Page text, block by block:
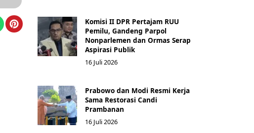
Komisi II DPR Pertajam RUU
Pemilu, Gandeng Parpol
Nonparlemen dan Ormas Serap
Aspirasi Publik
16 Juli 2026
Prabowo dan Modi Resmi Kerja
Sama Restorasi Candi
Prambanan
16 Juli 2026